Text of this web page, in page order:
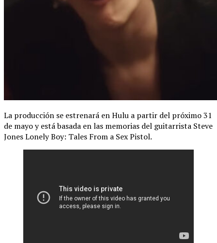
La producción se estrenará en Hulu a partir del próximo 31
de mayo y está basada en las memorias del guitarrista Steve
Jones Lonely Boy: Tales From a Sex Pistol.